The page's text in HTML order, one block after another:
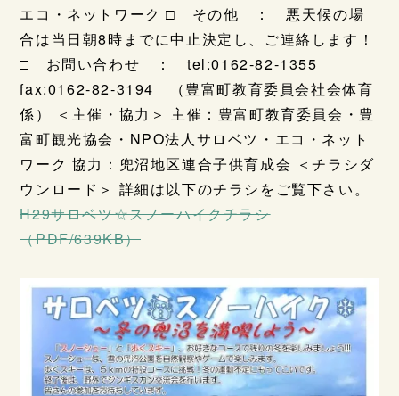
エコ・ネットワーク □ その他 ： 悪天候の場
合は当日朝8時までに中止決定し、ご連絡します！
□ お問い合わせ ： tel:0162-82-1355
fax:0162-82-3194 （豊富町教育委員会社会体育
係） ＜主催・協力＞ 主催：豊富町教育委員会・豊
富町観光協会・NPO法人サロベツ・エコ・ネット
ワーク 協力：兜沼地区連合子供育成会 ＜チラシダ
ウンロード＞ 詳細は以下のチラシをご覧下さい。
H29サロベツ☆スノーハイクチラシ
（PDF/639KB）